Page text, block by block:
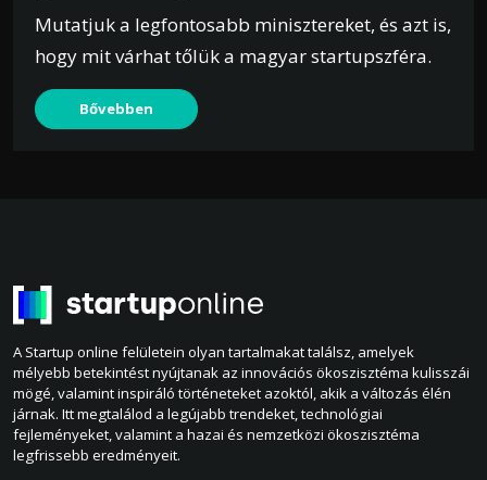
Mutatjuk a legfontosabb minisztereket, és azt is,
hogy mit várhat tőlük a magyar startupszféra.
Bővebben
A Startup online felületein olyan tartalmakat találsz, amelyek
mélyebb betekintést nyújtanak az innovációs ökoszisztéma kulisszái
mögé, valamint inspiráló történeteket azoktól, akik a változás élén
járnak. Itt megtalálod a legújabb trendeket, technológiai
fejleményeket, valamint a hazai és nemzetközi ökoszisztéma
legfrissebb eredményeit.